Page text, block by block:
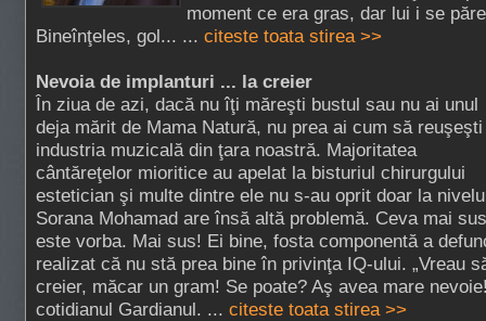
moment ce era gras, dar lui i se
Bineînţeles, gol... ... citeste toata stirea >>
Nevoia de implanturi ... la creier
În ziua de azi, dacă nu îţi măreşti bustul sau nu ai unul
deja mărit de Mama Natură, nu prea ai cum să
industria muzicală din ţara noastră. Majoritatea
cântăreţelor mioritice au apelat la bisturiul chirurgului
estetician şi multe dintre ele nu s-au oprit doar la
Sorana Mohamad are însă altă problemă. Ceva mai
este vorba. Mai sus! Ei bine, fosta componentă a
realizat că nu stă prea bine în privinţa IQ-ului. „Vreau
creier, măcar un gram! Se poate? Aş avea mare
cotidianul Gardianul. ... citeste toata stirea >>